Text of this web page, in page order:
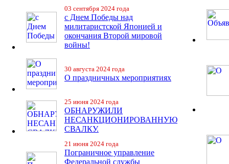
03 сентября 2024 года
с Днем Победы над
милитаристской Японией и
окончания Второй мировой
войны!
30 августа 2024 года
О праздничных мероприятиях
25 июня 2024 года
ОБНАРУЖИЛИ
НЕСАНКЦИОНИРОВАННУЮ
СВАЛКУ.
21 июня 2024 года
Пограничное управление
Федеральной службы